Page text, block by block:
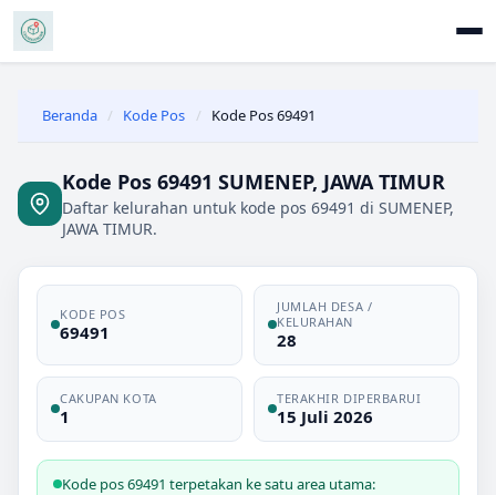
Beranda / Kode Pos / Kode Pos 69491
Kode Pos 69491 SUMENEP, JAWA TIMUR
Daftar kelurahan untuk kode pos 69491 di SUMENEP,
JAWA TIMUR.
KODE POS
69491
JUMLAH DESA /
KELURAHAN
28
CAKUPAN KOTA
1
TERAKHIR DIPERBARUI
15 Juli 2026
Kode pos 69491 terpetakan ke satu area utama: